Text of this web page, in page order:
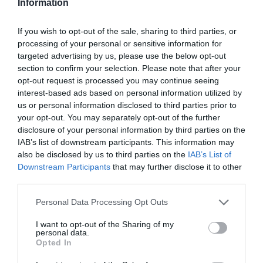
Information
If you wish to opt-out of the sale, sharing to third parties, or
processing of your personal or sensitive information for
targeted advertising by us, please use the below opt-out
section to confirm your selection. Please note that after your
opt-out request is processed you may continue seeing
interest-based ads based on personal information utilized by
us or personal information disclosed to third parties prior to
your opt-out. You may separately opt-out of the further
disclosure of your personal information by third parties on the
IAB’s list of downstream participants. This information may
also be disclosed by us to third parties on the IAB’s List of
Downstream Participants that may further disclose it to other
Please note that this website/app uses one or more Google
not limited to your visit or usage behaviour. You may click to
grant or deny consent to Google and its third-party tags to
use your data for below specified purposes in below Google
consent section.
Personal Data Processing Opt Outs
I want to opt-out of the Sharing of my
personal data.
Opted In
Olvasd el ezt is!
Ez a világ leggyorsabb elektromos kabriója
Csábító formájú a Lexus új sportautója
Senki nem akar elektromos Lamborghinit - lefújták
a gyártást
autó lotus sportautó luxus új autó